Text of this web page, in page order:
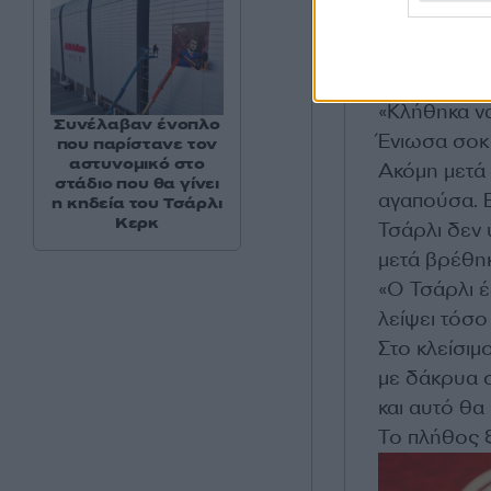
από εδώ,
«Κλήθηκα
Ένιωσα σοκ
Ακόμη
αγαπούσα.
Τσάρλι δεν
μετά
«Ο Τσάρλι
λείψει
Στο
με δάκρυα
και αυτό
Το πλήθος
Συνέλαβαν ένοπλο
που παρίστανε τον
αστυνομικό στο
στάδιο που θα γίνει
η κηδεία του Τσάρλι
Κερκ